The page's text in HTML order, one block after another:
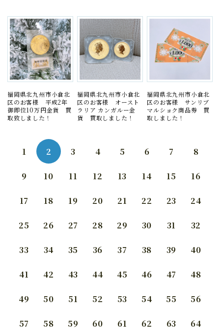
福岡県北九州市小倉北
区のお客様 平成2年
御即位10万円金貨 買
取致しました！
福岡県北九州市小倉北
区のお客様 オースト
ラリア カンガルー金
貨 買取しました！
福岡県北九州市小倉北
区のお客様 サンリブ
マルショク商品券 買
取しました！
1 2 3 4 5 6 7 8
9 10 11 12 13 14 15 16
17 18 19 20 21 22 23 24
25 26 27 28 29 30 31 32
33 34 35 36 37 38 39 40
41 42 43 44 45 46 47 48
49 50 51 52 53 54 55 56
57 58 59 60 61 62 63 64